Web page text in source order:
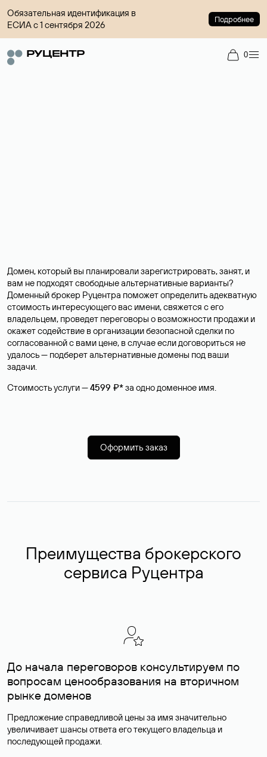
Обязательная идентификация в
ЕСИА с 1 сентября 2026
Подробнее
0
Домен, который вы планировали зарегистрировать, занят, и
вам не подходят свободные альтернативные варианты?
Доменный брокер Руцентра поможет определить адекватную
стоимость интересующего вас имени, свяжется с его
владельцем, проведет переговоры о возможности продажи и
окажет содействие в организации безопасной сделки по
согласованной с вами цене, в случае если договориться не
удалось — подберет альтернативные домены под ваши
задачи.
Стоимость услуги —4599 ₽*за одно доменное имя.
Оформить заказ
Преимущества брокерского
сервиса Руцентра
До начала переговоров консультируем по
вопросам ценообразования на вторичном
рынке доменов
Предложение справедливой цены за имя значительно
увеличивает шансы ответа его текущего владельца и
последующей продажи.